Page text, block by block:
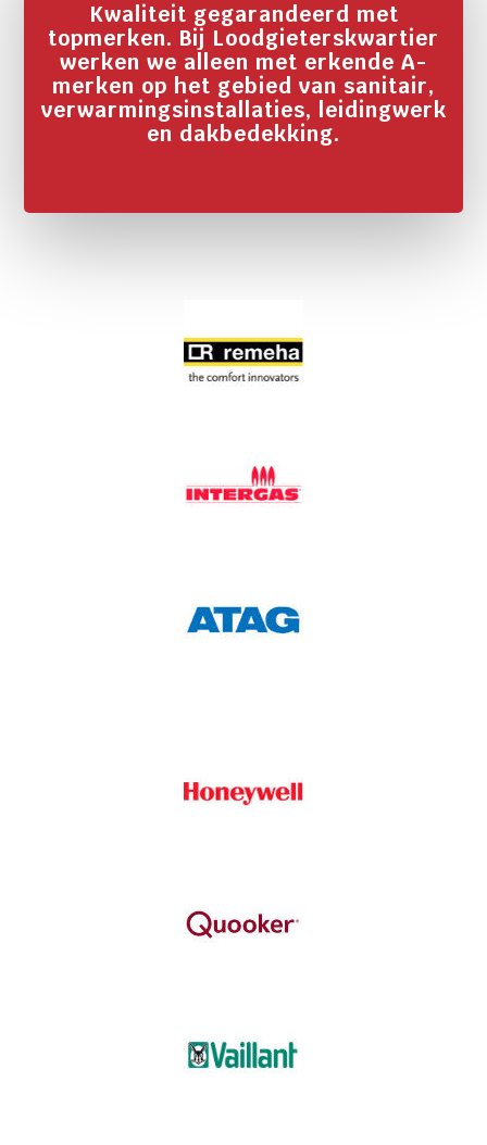
Kwaliteit gegarandeerd met
topmerken. Bij Loodgieterskwartier
werken we alleen met erkende A-
merken op het gebied van sanitair,
verwarmingsinstallaties, leidingwerk
en dakbedekking.